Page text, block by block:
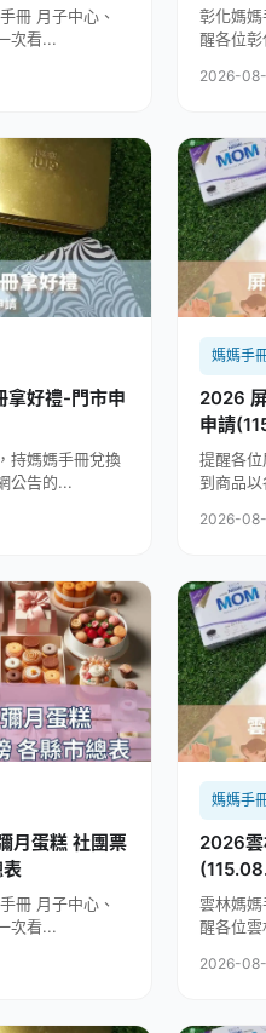
冊 月子中心、
次看...
彰化媽
醒各位
2026-
拿好禮-門市申
持媽媽手冊兌換
公告的...
媽媽手
2026
申請
提醒各
到商品
2026-
糕 社團票
表
冊 月子中心、
次看...
媽媽手
2026雲
雲林媽
醒各位
2026-